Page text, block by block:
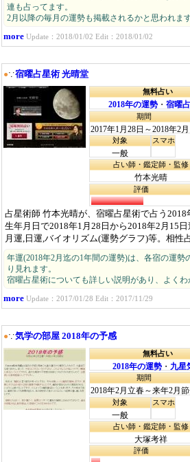
連も占ってます。
2月以降の毎月の運勢も掲載されるかと思われます
more Update：2018/01/02 Edit：2018/01/02
●∵宿曜占星術 光晴堂
無料占い
2018年の運勢 ・ 宿曜
期間
2017年1月28日～2018年2
日
対象
一般
スマホ
占い師・鑑定師・監修
竹本光晴
評価
占星術師 竹本光晴が、宿曜占星術で占う2018
生年月日で2018年1月28日から2018年2月15日
月運,日運,バイオリズム(運勢グラフ)等。相性
年運(2018年2月迄の1年間の運勢)は、各宿の運勢
り見れます。
宿曜占星術についても詳しい説明があり、よくわ
more Update：2017/01/28 Edit：2017/11/29
●∵気学の部屋 2018年の予感
無料占い
2018年の運勢 ・ 九星
期間
2018年2月立春～来年2月
対象
一般
スマホ
占い師・鑑定師・監修
大塚考祥
評価